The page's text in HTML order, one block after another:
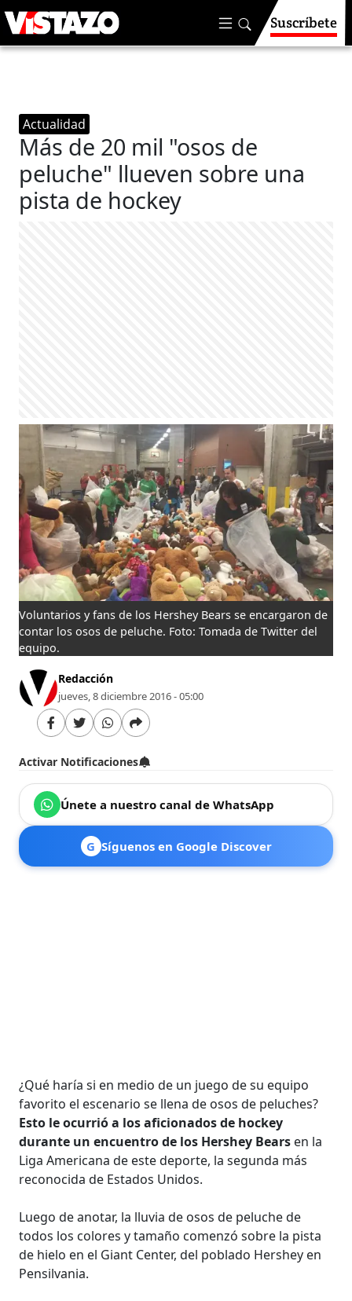
Suscríbete
Actualidad
Más de 20 mil "osos de
peluche" llueven sobre una
pista de hockey
Voluntarios y fans de los Hershey Bears se encargaron de
contar los osos de peluche. Foto: Tomada de Twitter del
equipo.
Redacción
jueves, 8 diciembre 2016 - 05:00
Activar Notificaciones
Únete a nuestro canal de WhatsApp
G Síguenos en Google Discover
¿Qué haría si en medio de un juego de su equipo
favorito el escenario se llena de osos de peluches?
Esto le ocurrió a los aficionados de hockey
durante un encuentro de los Hershey Bears en la
Liga Americana de este deporte, la segunda más
reconocida de Estados Unidos.
Luego de anotar, la lluvia de osos de peluche de
todos los colores y tamaño comenzó sobre la pista
de hielo en el Giant Center, del poblado Hershey en
Pensilvania.